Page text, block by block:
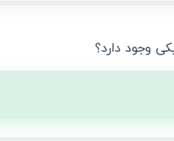
وجود دارد؟